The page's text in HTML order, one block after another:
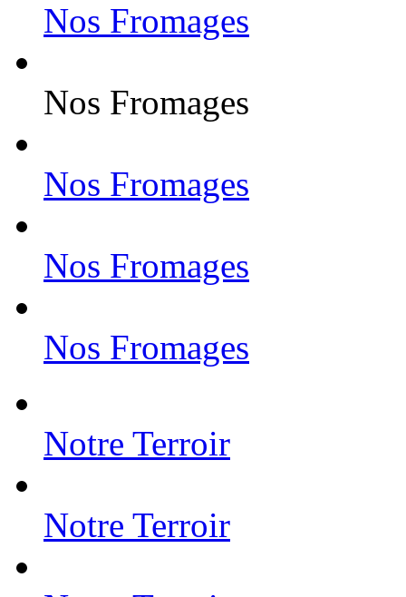
Nos Fromages
Nos Fromages
Nos Fromages
Nos Fromages
Nos Fromages
Notre Terroir
Notre Terroir